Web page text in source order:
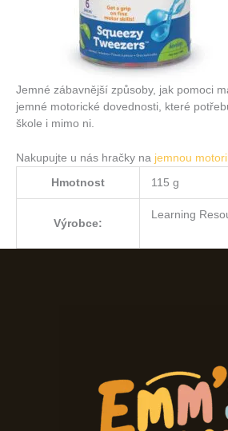
Jemné zábavnější způsoby, jak pomoci
jemné motorické dovednosti, které
škole i mimo ni.
Nakupujte u nás hračky na jemnou
Hmotnost 115 g
Výrobce:
Learning